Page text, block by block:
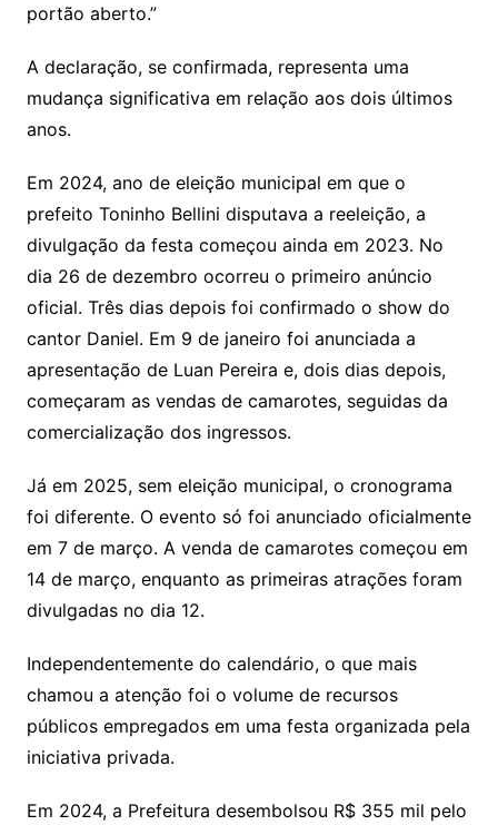
portão aberto.”
A declaração, se confirmada, representa uma
mudança significativa em relação aos dois últimos
anos.
Em 2024, ano de eleição municipal em que o
prefeito Toninho Bellini disputava a reeleição, a
divulgação da festa começou ainda em 2023. No
dia 26 de dezembro ocorreu o primeiro anúncio
oficial. Três dias depois foi confirmado o show do
cantor Daniel. Em 9 de janeiro foi anunciada a
apresentação de Luan Pereira e, dois dias depois,
começaram as vendas de camarotes, seguidas da
comercialização dos ingressos.
Já em 2025, sem eleição municipal, o cronograma
foi diferente. O evento só foi anunciado oficialmente
em 7 de março. A venda de camarotes começou em
14 de março, enquanto as primeiras atrações foram
divulgadas no dia 12.
Independentemente do calendário, o que mais
chamou a atenção foi o volume de recursos
públicos empregados em uma festa organizada pela
iniciativa privada.
Em 2024, a Prefeitura desembolsou R$ 355 mil pelo